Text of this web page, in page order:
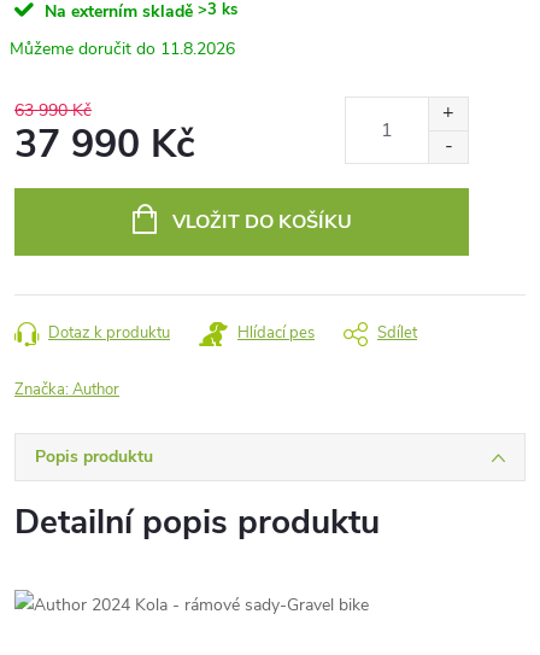
Na externím skladě >3 ks
11.8.2026
63 990 Kč
37 990 Kč
VLOŽIT DO KOŠÍKU
Dotaz k produktu Hlídací pes Sdílet
Značka:Author
Popis produktu
Detailní popis produktu